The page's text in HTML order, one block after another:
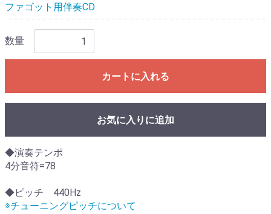
ファゴット用伴奏CD
数量
カートに入れる
お気に入りに追加
◆演奏テンポ
4分音符=78
◆ピッチ 440Hz
※チューニングピッチについて